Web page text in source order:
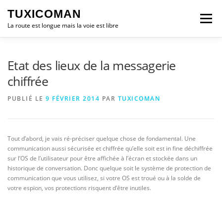
contenu
TUXICOMAN
La route est longue mais la voie est libre
Menu
Etat des lieux de la messagerie
chiffrée
PUBLIÉ LE 9 FÉVRIER 2014 PAR TUXICOMAN
Tout d’abord, je vais ré-préciser quelque chose de fondamental. Une
communication aussi sécurisée et chiffrée qu’elle soit est in fine déchiffrée
sur l’OS de l’utilisateur pour être affichée à l’écran et stockée dans un
historique de conversation. Donc quelque soit le système de protection de
communication que vous utilisez, si votre OS est troué ou à la solde de
votre espion, vos protections risquent d’être inutiles.